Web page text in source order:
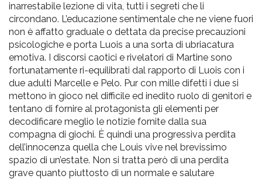
inarrestabile lezione di vita, tutti i segreti che li
circondano. L’educazione sentimentale che ne viene fuori
non è affatto graduale o dettata da precise precauzioni
psicologiche e porta Luois a una sorta di ubriacatura
emotiva. I discorsi caotici e rivelatori di Martine sono
fortunatamente ri-equilibrati dal rapporto di Luois con i
due adulti Marcelle e Pelo. Pur con mille difetti i due si
mettono in gioco nel difficile ed inedito ruolo di genitori e
tentano di fornire al protagonista gli elementi per
decodificare meglio le notizie fornite dalla sua
compagna di giochi. È quindi una progressiva perdita
dell’innocenza quella che Louis vive nel brevissimo
spazio di un’estate. Non si tratta però di una perdita
grave quanto piuttosto di un normale e salutare